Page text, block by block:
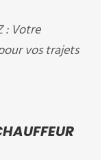
: Votre
vos trajets